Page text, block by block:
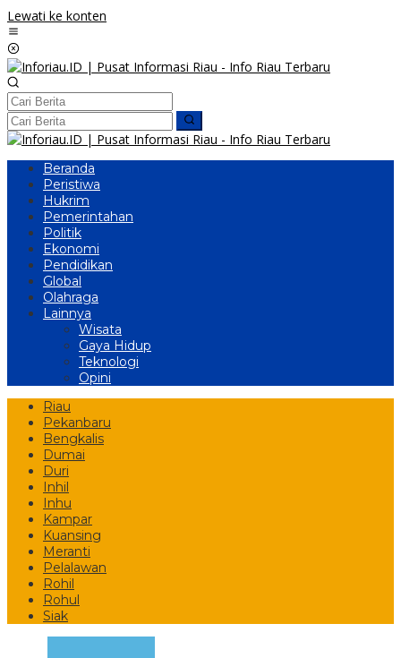
Lewati ke konten
Beranda
Peristiwa
Hukrim
Pemerintahan
Politik
Ekonomi
Pendidikan
Global
Olahraga
Lainnya
Wisata
Gaya Hidup
Teknologi
Opini
Riau
Pekanbaru
Bengkalis
Dumai
Duri
Inhil
Inhu
Kampar
Kuansing
Meranti
Pelalawan
Rohil
Rohul
Siak